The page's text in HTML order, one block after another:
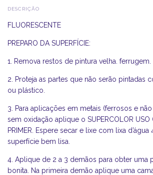
DESCRIÇÃO
FLUORESCENTE
PREPARO DA SUPERFÍCIE:
1. Remova restos de pintura velha.
2. Proteja as partes que não serão pintadas
ou plástico.
3. Para aplicações em metais (ferrosos e
sem oxidação aplique o SUPERCOLOR USO
PRIMER. Espere secar e lixe com lixa
superfície bem lisa.
4. Aplique de 2 a 3 demãos para obter uma
bonita. Na primeira demão aplique uma